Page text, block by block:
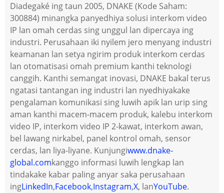
Diadegaké ing taun 2005, DNAKE (Kode Saham:
300884) minangka panyedhiya solusi interkom video
IP lan omah cerdas sing unggul lan dipercaya ing
industri. Perusahaan iki nyilem jero menyang industri
keamanan lan setya ngirim produk interkom cerdas
lan otomatisasi omah premium kanthi teknologi
canggih. Kanthi semangat inovasi, DNAKE bakal terus
ngatasi tantangan ing industri lan nyedhiyakake
pengalaman komunikasi sing luwih apik lan urip sing
aman kanthi macem-macem produk, kalebu interkom
video IP, interkom video IP 2-kawat, interkom awan,
bel lawang nirkabel, panel kontrol omah, sensor
cerdas, lan liya-liyane. Kunjungiwww.dnake-
global.comkanggo informasi luwih lengkap lan
tindakake kabar paling anyar saka perusahaan
ingLinkedIn,Facebook,Instagram,X, lanYouTube.